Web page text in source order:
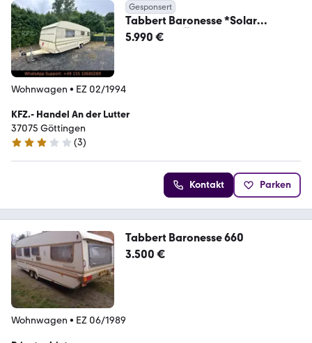
Gesponsert
Tabbert Baronesse *Solar
*Vorzellt *TÜV/NEU *Klima
5.990 €
Wohnwagen • EZ 02/1994
KFZ.- Handel An der Lutter
37075 Göttingen
3 Sterne
(3)
Kontakt Parken
Tabbert Baronesse 660
3.500 €
Wohnwagen • EZ 06/1989